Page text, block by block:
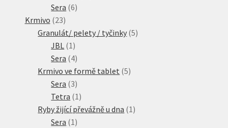
Sera 66
Krmivo 2323
produktů
Granulát/ pelety / tyčinky 55
JBL 1 1
produkt
Sera 44
produkty
Krmivo ve formě tablet 55
Sera 33
produkty
Tetra 1 1
produkt
Ryby žijící převážně u dna 1 1
Sera 1 1